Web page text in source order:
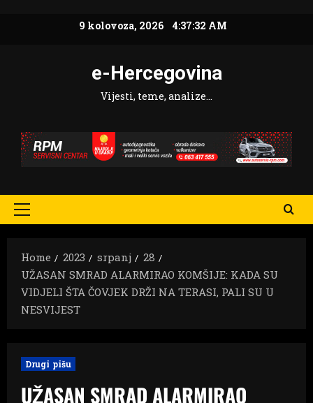
9 kolovoza, 2026 4:37:34 AM
e-Hercegovina
Vijesti, teme, analize…
Primary
Home
2023 srpanj
28
UŽASAN SMRAD ALARMIRAO KOMŠIJE: KADA SU
VIDJELI ŠTA ČOVJEK DRŽI NA TERASI, PALI SU U
NESVIJEST
Drugi pišu
UŽASAN SMRAD ALARMIRAO